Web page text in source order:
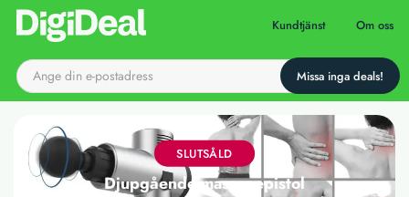
Till startsidan Kundtjänst Om oss
SLUTSÅLD
Djupgående massagepistol